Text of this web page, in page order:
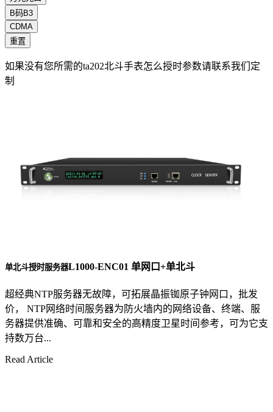
B码B3
CDMA
重置
如果没有您所需的ta202北斗手表怎么授时参数请联系我们定
制
单北斗授时服务器L1000-ENC01 单网口+单北斗
超经典NTP服务器无故障，可拓展晶振铷原子钟网口，批发
价， NTP网络时间服务器为防火墙内的网络设备、终端、服
务器提供准确、可靠和安全的高精度卫星时间参考，可为它支
持数万台...
Read Article